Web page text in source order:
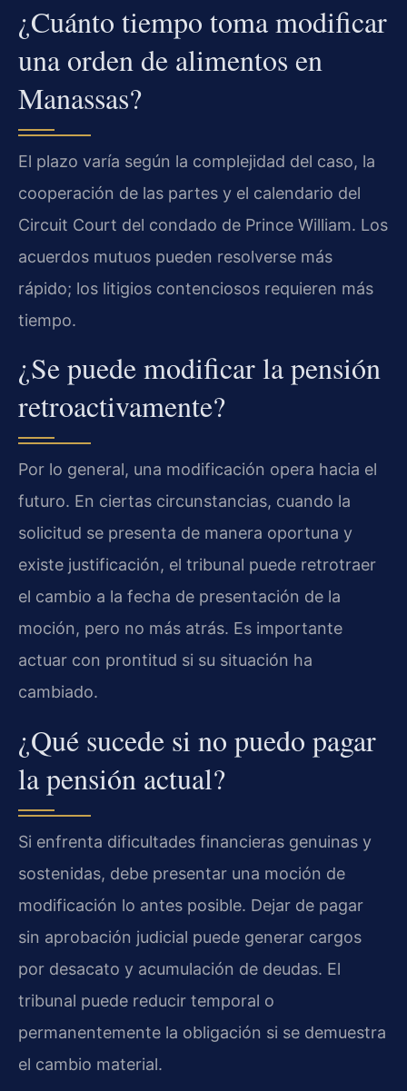
¿Cuánto tiempo toma modificar
una orden de alimentos en
Manassas?
El plazo varía según la complejidad del caso, la
cooperación de las partes y el calendario del
Circuit Court del condado de Prince William. Los
acuerdos mutuos pueden resolverse más
rápido; los litigios contenciosos requieren más
tiempo.
¿Se puede modificar la pensión
retroactivamente?
Por lo general, una modificación opera hacia el
futuro. En ciertas circunstancias, cuando la
solicitud se presenta de manera oportuna y
existe justificación, el tribunal puede retrotraer
el cambio a la fecha de presentación de la
moción, pero no más atrás. Es importante
actuar con prontitud si su situación ha
cambiado.
¿Qué sucede si no puedo pagar
la pensión actual?
Si enfrenta dificultades financieras genuinas y
sostenidas, debe presentar una moción de
modificación lo antes posible. Dejar de pagar
sin aprobación judicial puede generar cargos
por desacato y acumulación de deudas. El
tribunal puede reducir temporal o
permanentemente la obligación si se demuestra
el cambio material.